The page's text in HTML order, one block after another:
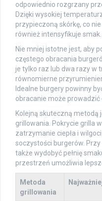
odpowiednio rozgrzany
Dzięki wysokiej
przypieczoną skórkę, co
również intensyfikuje smak.
Nie mniej istotne jest, aby
częstego obracania
je tylko raz lub dwa razy w
równomierne
Idealne burgery powinny
obracanie może prowadzić
Kolejną skuteczną metodą
grillowania. Pokrycie grilla
zatrzymanie ciepła i
soczystości burgerów.
także wydobyć pełnię
przestrzeń umożliwia
Metoda
grillowania